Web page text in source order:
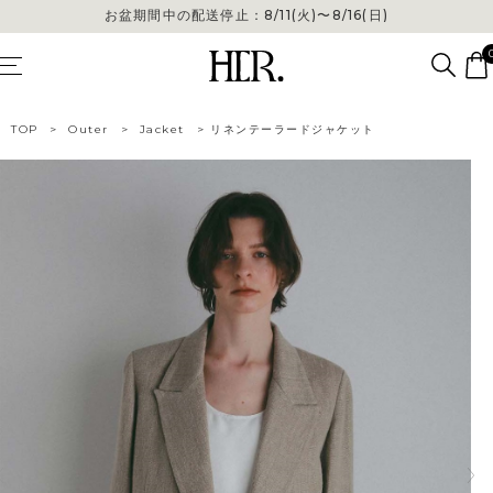
お盆期間中の配送停止：8/11(火)〜8/16(日)
TOP > Outer > Jacket > リネンテーラードジャケット